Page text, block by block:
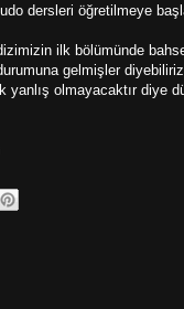
dersleri öğretilmeye
ilk bölümünde
gelmişler
olmayacaktır diye